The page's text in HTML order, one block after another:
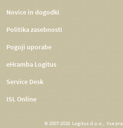
Novice in dogodki
Politika zasebnosti
Pogoji uporabe
eHramba Logitus
Service Desk
ISL Online
© 2007-2026 Logitus d.o.o., Vse